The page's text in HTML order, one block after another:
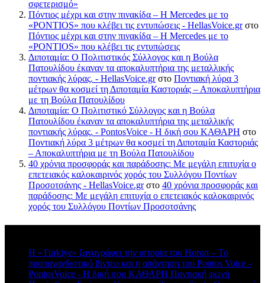
σφετερισμό»
Πόντιος μέχρι και στην πινακίδα – Η Mercedes με το
«PONTIOS» που κλέβει τις εντυπώσεις - HellasVoice.grστο
Πόντιος μέχρι και στην πινακίδα – Η Mercedes με το
«PONTIOS» που κλέβει τις εντυπώσεις
Διποταμία: Ο Πολιτιστικός Σύλλογος και η Βούλα
Πατουλίδου έκαναν τα αποκαλυπτήρια της μεταλλικής
ποντιακής λύρας. - HellasVoice.grστο Ποντιακή λύρα 3
μέτρων θα κοσμεί τη Διποταμία Καστοριάς – Αποκαλυπτήρια
με τη Βούλα Πατουλίδου
Διποταμία: Ο Πολιτιστικό Σύλλογος και η Βούλα
Πατουλίδου έκαναν τα αποκαλυπτήρια της μεταλλικής
ποντιακής λύρας. - PontosVoice - H δική σου ΚΑΘΑΡΗ στο
Ποντιακή λύρα 3 μέτρων θα κοσμεί τη Διποταμία Καστοριάς
– Αποκαλυπτήρια με τη Βούλα Πατουλίδου
40 χρόνια προσφοράς και παράδοσης: Με μεγάλη επιτυχία ο
επετειακός καλοκαιρινός χορός του Συλλόγου Ποντίων
Προσοτσάνης - HellasVoice.grστο 40 χρόνια προσφοράς και
παράδοσης: Με μεγάλη επιτυχία ο επετειακός καλοκαιρινός
χορός του Συλλόγου Ποντίων Προσοτσάνης
Η «Türkiye» ξαναγράφει την ιστορία του Horon – Το
προπαγανδιστικό βίντεο και η απάντηση του Pontos Voice -
PontosVoice - H δική σου ΚΑΘΑΡΗ Ποντιακή φωνή